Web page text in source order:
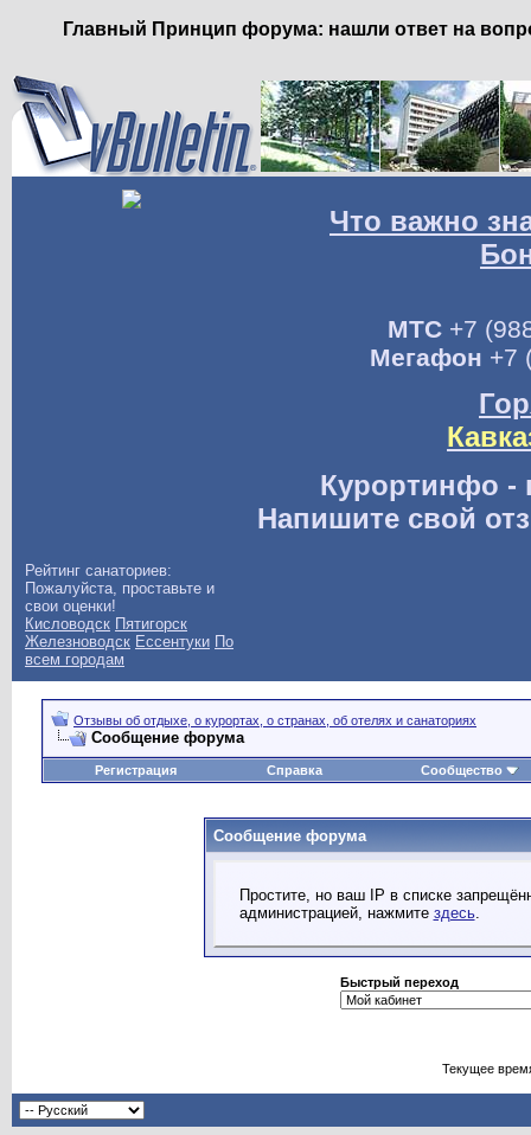
Главный Принцип форума: нашли ответ на
Что важно
МТС+7
Мегафон +7
Курортинфо -
Напишите свой
Рейтинг санаториев:
Пожалуйста, проставьте и
свои оценки!
Кисловодск Пятигорск
Железноводск Ессентуки По
всем городам
Отзывы об отдыхе, о курортах, о странах, об отелях и санаториях
Сообщение форума
Регистрация Справка Сообщество
Сообщение форума
Простите, но ваш IP в списке
администрацией, нажмите здесь.
Быстрый переход
Текущее